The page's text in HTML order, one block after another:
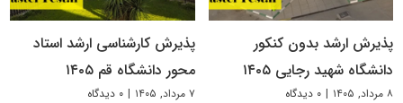
پذیرش ارشد بدون کنکور
دانشگاه شهید رجایی ۱۴۰۵
۸ مرداد, ۱۴۰۵ | ۰ دیدگاه
پذیرش کارشناسی ارشد استاد
محور دانشگاه قم ۱۴۰۵
۷ مرداد, ۱۴۰۵ | ۰ دیدگاه